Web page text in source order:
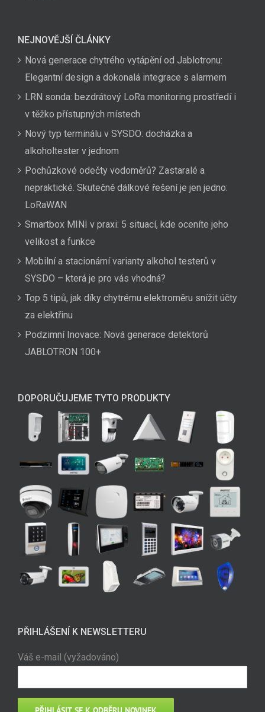
NEJNOVĚJŠÍ ČLÁNKY
Nová generace chytrého vytápění od Jablotronu:
Elegantní design a dokonalá integrace s alarmem
LRN sonda: bezdrátový LoRa monitoring prostředí i
v těžko přístupných místech
Nový typ terminálu v SYSDO: docházka a
alkoholtester v jednom
Pochůzkové odečty vodoměrů? Zastaralé a
nepraktické. Skutečně dálkové řešení je jen jedno:
LoRaWAN
Smartbox MINI v praxi: 5 situací, kde oceníte jeho
velikost a funkce
Mobilní a stacionární varianty alkohol testerů v
SYSDO – která je pro vás vhodná?
Top 5 tipů, jak díky chytrému elektroměru snížit účty
za elektřinu
Podzimní Inovace: Nová generace detektorů
JABLOTRON 100+
DOPORUČUJEME TYTO PRODUKTY
PŘIHLÁŠENÍ K NEWSLETTERU
Váš e-mail (vyžadováno)